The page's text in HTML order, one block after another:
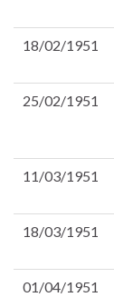
18/02/1951
25/02/1951
11/03/1951
18/03/1951
01/04/1951